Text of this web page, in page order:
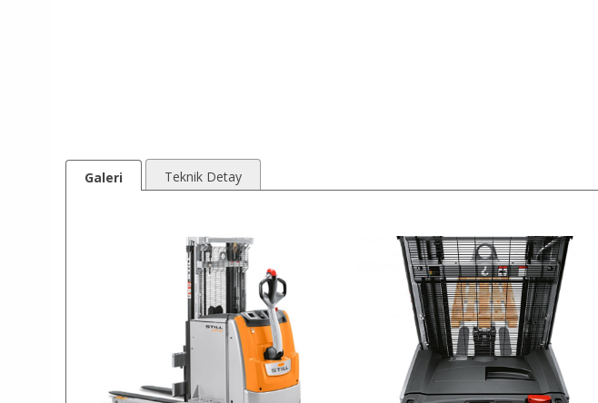
Galeri Teknik Detay